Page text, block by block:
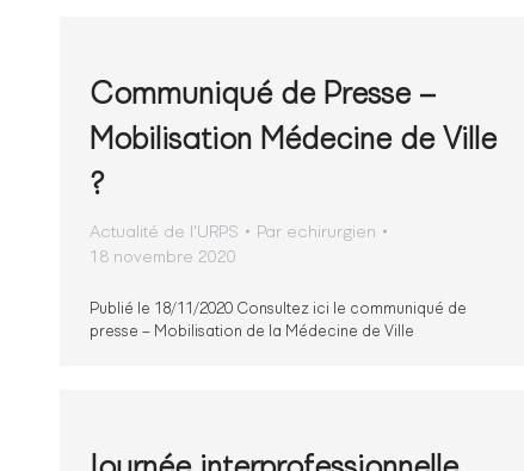
Communiqué de Presse –
Mobilisation Médecine de Ville
?
Actualité de l'URPS Par echirurgien
18 novembre 2020
Publié le 18/11/2020 Consultez ici le communiqué de
presse – Mobilisation de la Médecine de Ville